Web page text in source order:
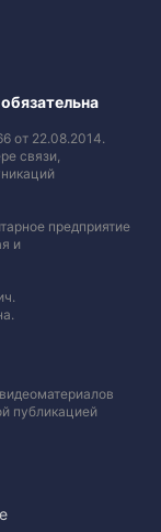
от 22.08.2014.
связи,
предприятие
и
публикацией